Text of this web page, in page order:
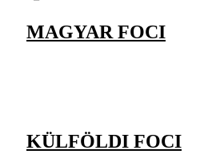
MAGYAR FOCI
KÜLFÖLDI FOCI